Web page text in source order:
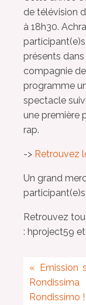
de télévision
à 18h30.
présents
compagnie
programme
spectacle
une première
rap.
-> Retrouvez
Un grand
Retrouvez
: hproject59
« Emission
Rondissimo !